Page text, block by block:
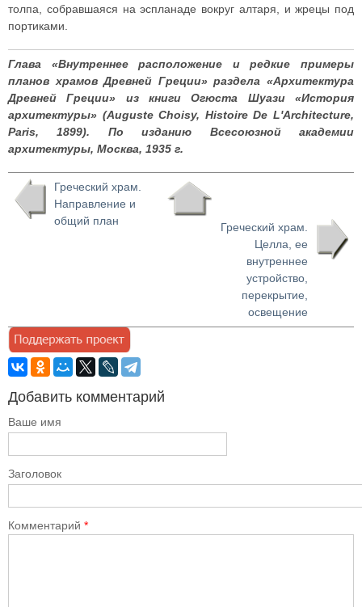
толпа, собравшаяся на эспланаде вокруг алтаря, и жрецы под
портиками.
Глава «Внутреннее расположение и редкие примеры
планов храмов Древней Греции» раздела «Архитектура
Древней Греции» из книги Огюста Шуази «История
архитектуры» (Auguste Choisy, Histoire De L'Architecture,
Paris, 1899). По изданию Всесоюзной академии
архитектуры, Москва, 1935 г.
Греческий храм.
Направление и
общий план
Греческий храм.
Целла, ее
внутреннее
устройство,
перекрытие,
освещение
Добавить комментарий
Ваше имя
Заголовок
Комментарий *